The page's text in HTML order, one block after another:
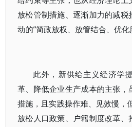
放松管制措施、逐渐加力的减税
动的“简政放权、放管结合、优化
此外，新供给主义经济学
革、降低企业生产成本的主张，
措施，且实践操作难、见效慢，
放松人口政策、户籍制度改革、